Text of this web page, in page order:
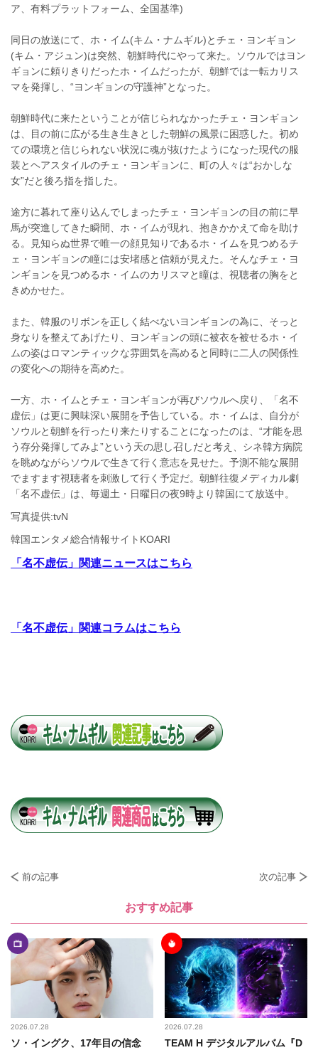
ア、有料プラットフォーム、全国基準)
同日の放送にて、ホ・イム(キム・ナムギル)とチェ・ヨンギョン
(キム・アジュン)は突然、朝鮮時代にやって来た。ソウルではヨン
ギョンに頼りきりだったホ・イムだったが、朝鮮では一転カリス
マを発揮し、“ヨンギョンの守護神”となった。
朝鮮時代に来たということが信じられなかったチェ・ヨンギョン
は、目の前に広がる生き生きとした朝鮮の風景に困惑した。初め
ての環境と信じられない状況に魂が抜けたようになった現代の服
装とヘアスタイルのチェ・ヨンギョンに、町の人々は“おかしな
女”だと後ろ指を指した。
途方に暮れて座り込んでしまったチェ・ヨンギョンの目の前に早
馬が突進してきた瞬間、ホ・イムが現れ、抱きかかえて命を助け
る。見知らぬ世界で唯一の顔見知りであるホ・イムを見つめるチ
ェ・ヨンギョンの瞳には安堵感と信頼が見えた。そんなチェ・ヨ
ンギョンを見つめるホ・イムのカリスマと瞳は、視聴者の胸をと
きめかせた。
また、韓服のリボンを正しく結べないヨンギョンの為に、そっと
身なりを整えてあげたり、ヨンギョンの頭に被衣を被せるホ・イ
ムの姿はロマンティックな雰囲気を高めると同時に二人の関係性
の変化への期待を高めた。
一方、ホ・イムとチェ・ヨンギョンが再びソウルへ戻り、「名不
虚伝」は更に興味深い展開を予告している。ホ・イムは、自分が
ソウルと朝鮮を行ったり来たりすることになったのは、“才能を思
う存分発揮してみよ”という天の思し召しだと考え、シネ韓方病院
を眺めながらソウルで生きて行く意志を見せた。予測不能な展開
でますます視聴者を刺激して行く予定だ。朝鮮往復メディカル劇
「名不虚伝」は、毎週土・日曜日の夜9時より韓国にて放送中。
写真提供:tvN
韓国エンタメ総合情報サイトKOARI
「名不虚伝」関連ニュースはこちら
「名不虚伝」関連コラムはこちら
前の記事 次の記事
おすすめ記事
2026.07.28
ソ・イングク、17年目の信念
2026.07.28
TEAM H デジタルアルバム『D